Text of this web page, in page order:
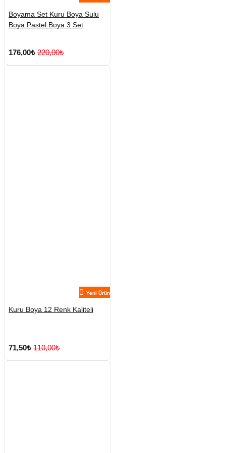
Boyama Set Kuru Boya Sulu
Boya Pastel Boya 3 Set
176,00₺ 220,00₺
Yeni Ürün
Kuru Boya 12 Renk Kaliteli
71,50₺ 110,00₺